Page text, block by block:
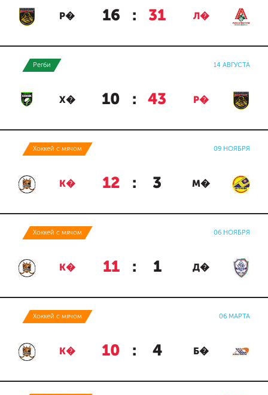
Р� 16 : 31 Л�
Регби 14 АВГУСТА
Х� 10 : 43 Р�
Хоккей с мячом 09 НОЯБРЯ
К� 12 : 3 М�
Хоккей с мячом 06 НОЯБРЯ
К� 11 : 1 Д�
Хоккей с мячом 06 МАРТА
К� 10 : 4 Б�